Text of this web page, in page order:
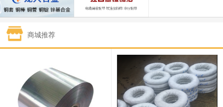
1#白银 15,100—15,110 15,105 -70
钯金
331,000 -10,000
89,000—95,000 92,000 1,000
2#锑 85,000—91,000 88,000 1,000
商城推荐